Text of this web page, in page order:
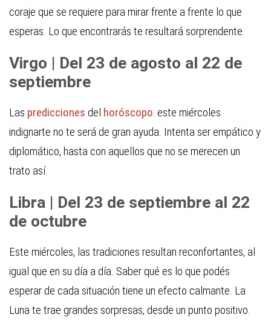
coraje que se requiere para mirar frente a frente lo que
esperas. Lo que encontrarás te resultará sorprendente.
Virgo | Del 23 de agosto al 22 de
septiembre
Las predicciones del horóscopo: este miércoles
indignarte no te será de gran ayuda. Intenta ser empático y
diplomático, hasta con aquellos que no se merecen un
trato así.
Libra | Del 23 de septiembre al 22
de octubre
Este miércoles, las tradiciones resultan reconfortantes, al
igual que en su día a día. Saber qué es lo que podés
esperar de cada situación tiene un efecto calmante. La
Luna te trae grandes sorpresas, desde un punto positivo.